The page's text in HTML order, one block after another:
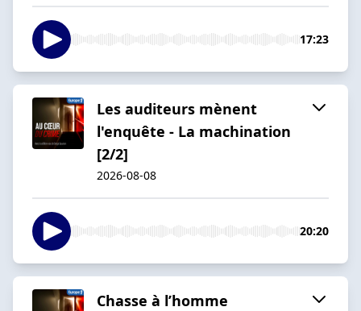
17:23
Les auditeurs mènent
l'enquête - La machination
[2/2]
2026-08-08
20:20
Chasse à l’homme